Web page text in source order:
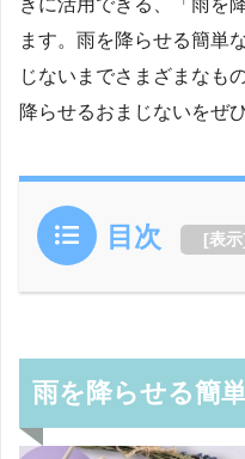
きに活用できる、「雨を
ます。雨を降らせる簡単
じないまでさまざまなも
降らせるおまじないをぜ
目次 [表示
雨を降らせる簡